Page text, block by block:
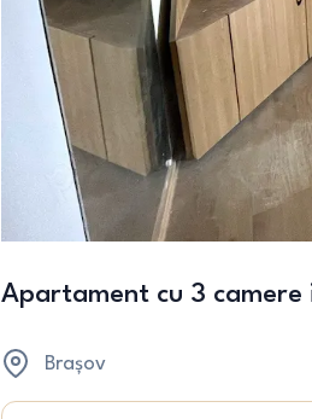
Apartament cu 3 camere
Brașov